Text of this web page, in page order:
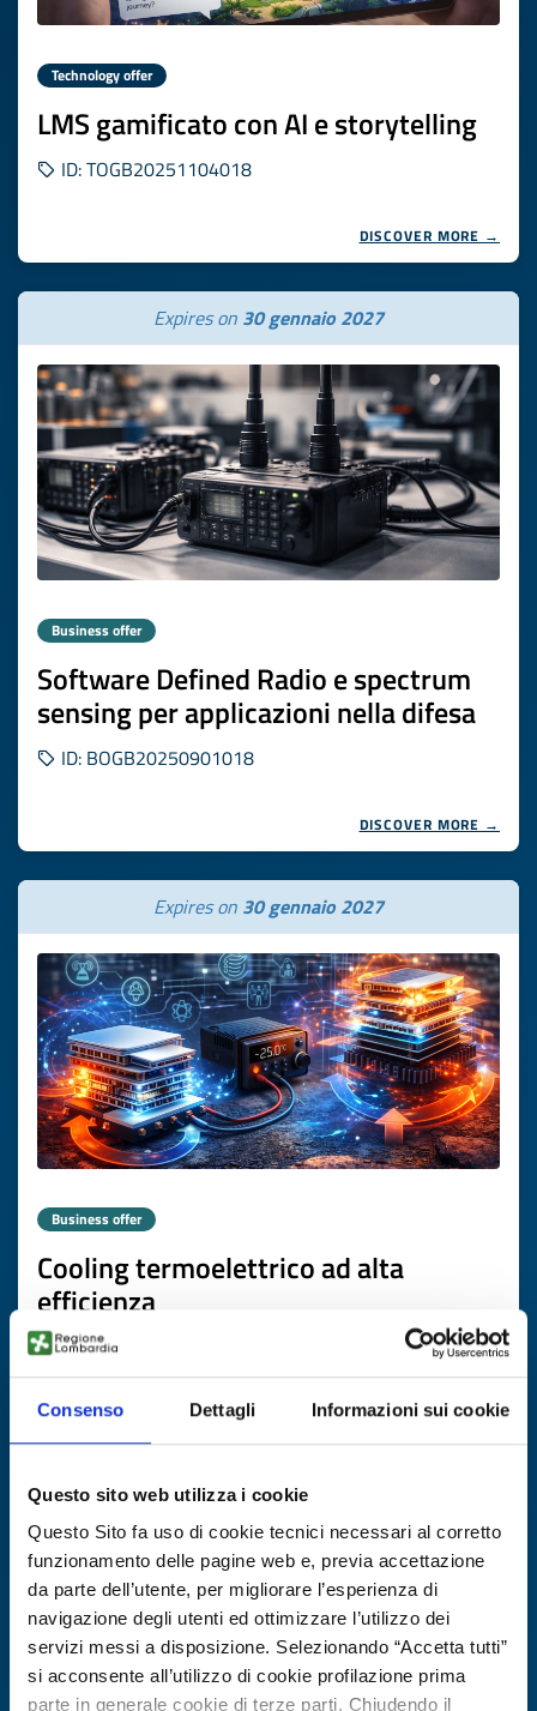
Consenso Dettagli Informazioni sui cookie
Questo sito web utilizza i cookie
Questo Sito fa uso di cookie tecnici necessari al corretto
funzionamento delle pagine web e, previa accettazione
da parte dell’utente, per migliorare l’esperienza di
navigazione degli utenti ed ottimizzare l’utilizzo dei
servizi messi a disposizione. Selezionando “Accetta tutti”
si acconsente all’utilizzo di cookie profilazione prima
parte in generale cookie di terze parti. Chiudendo il
Technology offer
LMS gamificato con AI e storytelling
ID: TOGB20251104018
DISCOVER MORE →
Expires on 30 gennaio 2027
Business offer
Software Defined Radio e spectrum
sensing per applicazioni nella difesa
ID: BOGB20250901018
DISCOVER MORE →
Expires on 30 gennaio 2027
Business offer
Cooling termoelettrico ad alta
efficienza
ID: BOMT20250813013
DISCOVER MORE →
Expires on03 febbraio 2027